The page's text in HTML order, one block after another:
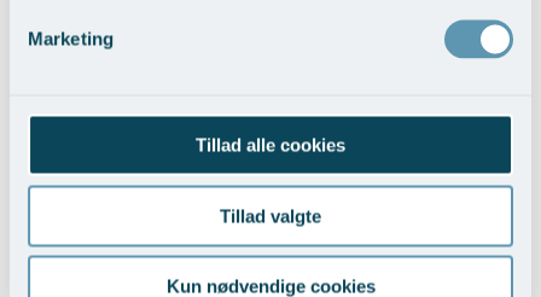
Marketing
Tillad alle cookies
Tillad valgte
Kun nødvendige cookies